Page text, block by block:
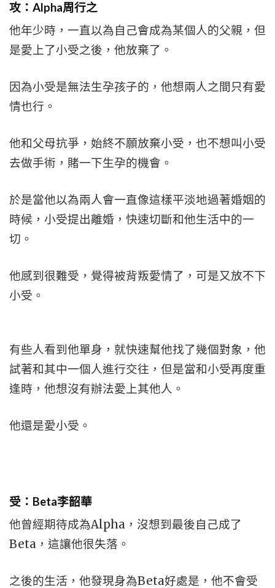
攻：Alpha周行之
他年少時，一直以為自己會成為某個人的父親，但
是愛上了小受之後，他放棄了。
因為小受是無法生孕孩子的，他想兩人之間只有愛
情也行。
他和父母抗爭，始終不願放棄小受，也不想叫小受
去做手術，賭一下生孕的機會。
於是當他以為兩人會一直像這樣平淡地過著婚姻的
時候，小受提出離婚，快速切斷和他生活中的一
切。
他感到很難受，覺得被背叛愛情了，可是又放不下
小受。
有些人看到他單身，就快速幫他找了幾個對象，他
試著和其中一個人進行交往，但是當和小受再度重
逢時，他想沒有辦法愛上其他人。
他還是愛小受。
受：Beta李韶華
他曾經期待成為Alpha，沒想到最後自己成了
Beta，這讓他很失落。
之後的生活，他發現身為Beta好處是，他不會受